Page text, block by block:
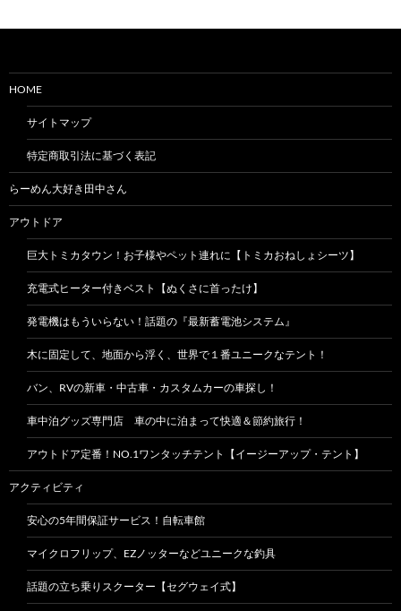
HOME
サイトマップ
特定商取引法に基づく表記
らーめん大好き田中さん
アウトドア
巨大トミカタウン！お子様やペット連れに【トミカおねしょシーツ】
充電式ヒーター付きベスト【ぬくさに首ったけ】
発電機はもういらない！話題の『最新蓄電池システム』
木に固定して、地面から浮く、世界で１番ユニークなテント！
バン、RVの新車・中古車・カスタムカーの車探し！
車中泊グッズ専門店 車の中に泊まって快適＆節約旅行！
アウトドア定番！NO.1ワンタッチテント【イージーアップ・テント】
アクティビティ
安心の5年間保証サービス！自転車館
マイクロフリップ、EZノッターなどユニークな釣具
話題の立ち乗りスクーター【セグウェイ式】